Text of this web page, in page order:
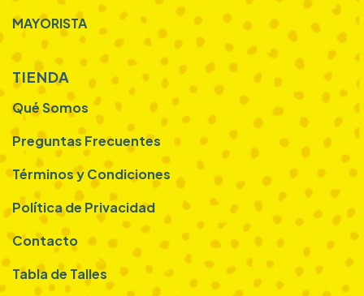
MAYORISTA
TIENDA
Qué Somos
Preguntas Frecuentes
Términos y Condiciones
Política de Privacidad
Contacto
Tabla de Talles